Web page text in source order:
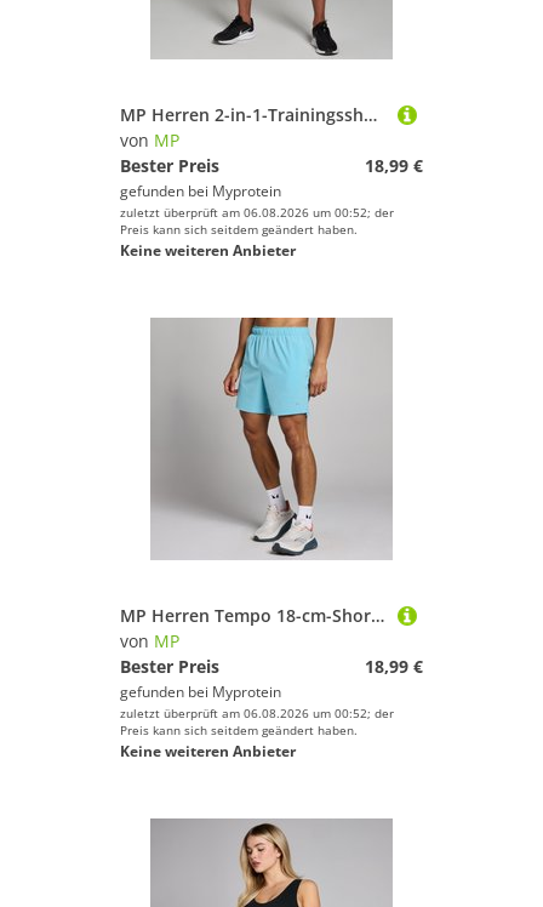
MP Herren 2-in-1-Trainingsshorts — Storm - XXL
von MP
Bester Preis
18,99 €
gefunden bei Myprotein
zuletzt überprüft am 06.08.2026 um 00:52; der
Preis kann sich seitdem geändert haben.
Keine weiteren Anbieter
MP Herren Tempo 18-cm-Short – Cyan - XXXL
von MP
Bester Preis
18,99 €
gefunden bei Myprotein
zuletzt überprüft am 06.08.2026 um 00:52; der
Preis kann sich seitdem geändert haben.
Keine weiteren Anbieter